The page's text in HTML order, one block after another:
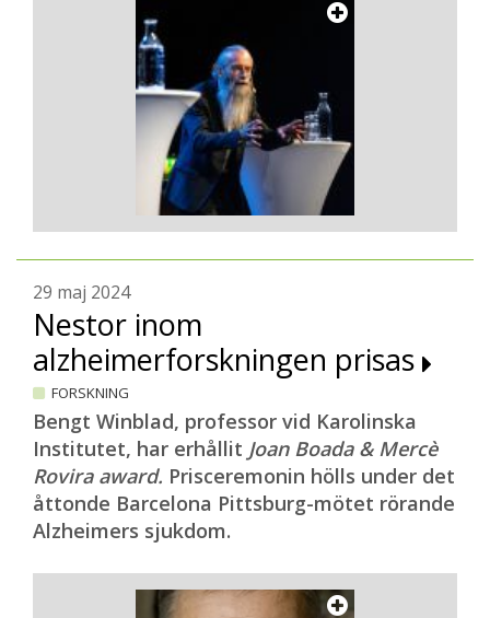
29 maj 2024
Nestor inom
alzheimerforskningen prisas
FORSKNING
Bengt Winblad, professor vid Karolinska
Institutet, har erhållit Joan Boada & Mercè
Rovira award. Prisceremonin hölls under det
åttonde Barcelona Pittsburg-mötet rörande
Alzheimers sjukdom.